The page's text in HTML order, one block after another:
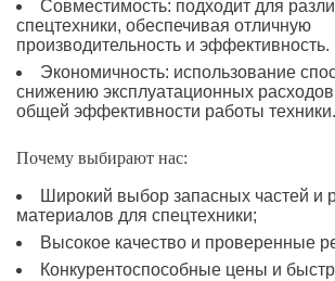
Совместимость: подходит для
спецтехники, обеспечивая отличную
производительность и эффективность.
Экономичность: использование
снижению эксплуатационных
общей эффективности работы техники.
Почему выбирают нас:
Широкий выбор запасных частей и
материалов для спецтехники;
Высокое качество и проверенные
Конкурентоспособные цены и